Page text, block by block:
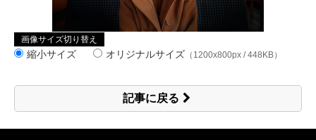
画像サイズ切り替え
縮小サイズ オリジナルサイズ （1200x800px / 448KB）
記事に戻る